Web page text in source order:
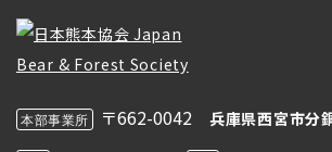
本部事業所 〒662-0042 兵庫県西宮市分